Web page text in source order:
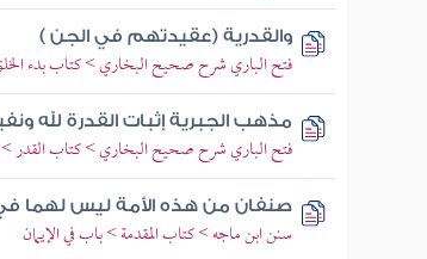
والقدرية (عقيدتهم في الجن )
فتح الباري شرح صحيح البخاري > كتاب بدء
مذهب الجبرية إثبات القدرة لله
فتح الباري شرح صحيح البخاري > كتاب القدر
صنفان من هذه الأمة ليس لهما في
سنن ابن ماجه > كتاب المقدمة > باب في الإيمان